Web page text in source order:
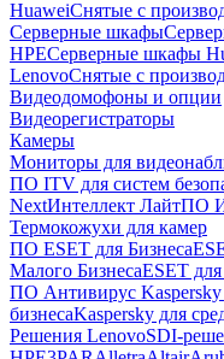
HuaweiСнятые с
Серверные шкафы
HPEСерверные шкафы
LenovoСнятые с
Видеодомофоны и опции
Видеорегистраторы
Камеры
Мониторы для
ПО ITV для систем
NextИнтеллект ЛайтПО
Термокожухи для камер
ПО ESET для Бизнеса
Малого БизнесаESET
ПО Антивирус Kaspersky
бизнесаKaspersky для
Решения LenovoSDI-